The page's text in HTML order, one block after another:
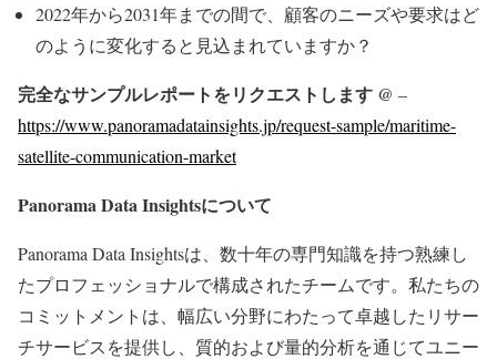
2022年から2031年までの間で、顧客のニーズや要求はど
のように変化すると見込まれていますか？
完全なサンプルレポートをリクエストします @ –
https://www.panoramadatainsights.jp/request-sample/maritime-
satellite-communication-market
Panorama Data Insightsについて
Panorama Data Insightsは、数十年の専門知識を持つ熟練し
たプロフェッショナルで構成されたチームです。私たちの
コミットメントは、幅広い分野にわたって卓越したリサー
チサービスを提供し、質的および量的分析を通じてユニー